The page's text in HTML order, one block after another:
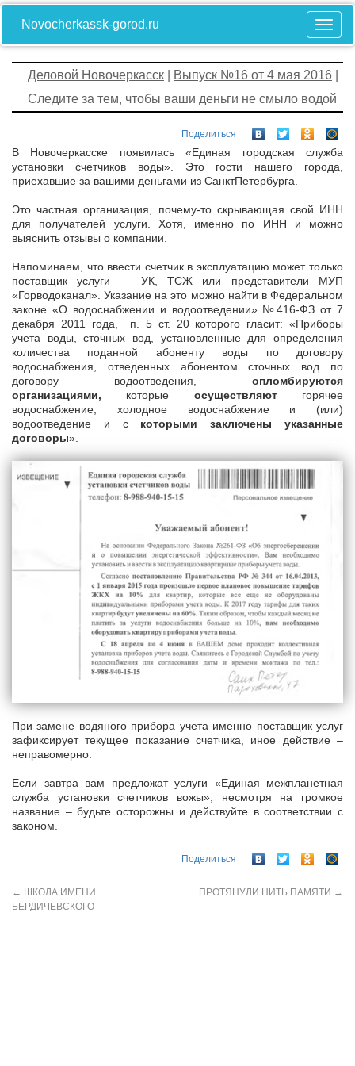
Novocherkassk-gorod.ru
Деловой Новочеркасск Выпуск №16 от 4 мая 2016
Следите за тем, чтобы ваши деньги не смыло водой
Поделиться
В Новочеркасске появилась «Единая городская служба
установки счетчиков воды». Это гости нашего города,
приехавшие за вашими деньгами из СанктПетербурга.
Это частная организация, почему-то скрывающая свой ИНН
для получателей услуги. Хотя, именно по ИНН и можно
выяснить отзывы о компании.
Напоминаем, что ввести счетчик в эксплуатацию может только
поставщик услуги — УК, ТСЖ или представители МУП
«Горводоканал». Указание на это можно найти в Федеральном
законе «О водоснабжении и водоотведении» №416-ФЗ от 7
декабря 2011 года, п. 5 ст. 20 которого гласит: «Приборы
учета воды, сточных вод, установленные для определения
количества поданной абоненту воды по договору
водоснабжения, отведенных абонентом сточных вод по
договору водоотведения, опломбируются
организациями, которые осуществляютгорячее
водоснабжение, холодное водоснабжение и (или)
водоотведение и с которыми заключены указанные
договоры».
При замене водяного прибора учета именно поставщик услуг
зафиксирует текущее показание счетчика, иное действие –
неправомерно.
Если завтра вам предложат услуги «Единая межпланетная
служба установки счетчиков вожы», несмотря на громкое
название – будьте осторожны и действуйте в соответствии с
законом.
Поделиться
← ШКОЛА ИМЕНИ
БЕРДИЧЕВСКОГО
ПРОТЯНУЛИ НИТЬ ПАМЯТИ →